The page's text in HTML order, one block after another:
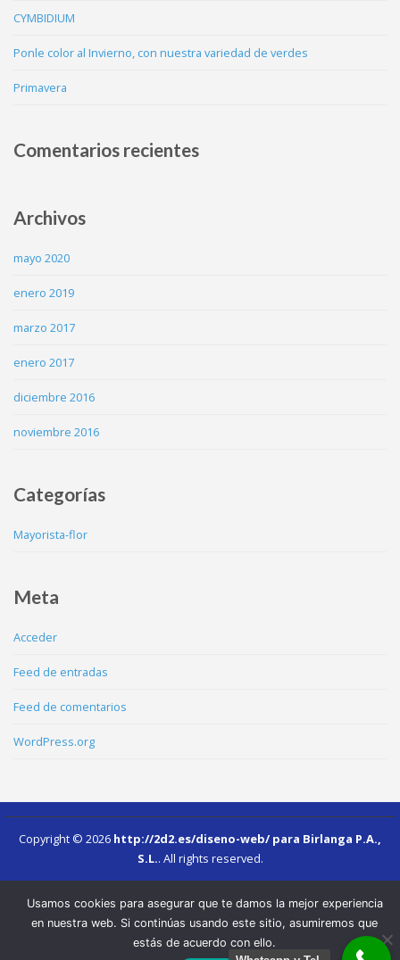
CYMBIDIUM
Ponle color al Invierno, con nuestra variedad de verdes
Primavera
Comentarios recientes
Archivos
mayo 2020
enero 2019
marzo 2017
enero 2017
diciembre 2016
noviembre 2016
Categorías
Mayorista-flor
Meta
Acceder
Feed de entradas
Feed de comentarios
WordPress.org
Copyright © 2026 http://2d2.es/diseno-web/ para Birlanga P.A.,
S.L.. All rights reserved.
Usamos cookies para asegurar que te damos la mejor experiencia
en nuestra web. Si continúas usando este sitio, asumiremos que
estás de acuerdo con ello.